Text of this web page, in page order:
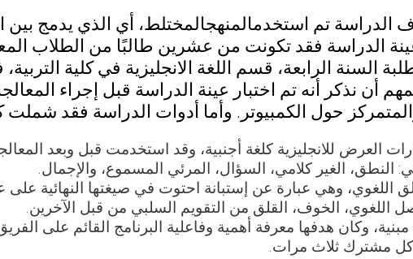
الدراسة تم استخدمالمنهجالمختلط، أي الذي يدمج بين
عينة الدراسة فقد تكونت من عشرين طالبًا من الطلاب
السنة الرابعة، قسم اللغة الانجليزية في كلية
أن نذكر أنه تم اختبار عينة الدراسة قبل إجراء
حول الكمبيوتر. وأما أدوات الدراسة فقد
العرض للانجليزية كلغة أجنبية، وقد استخدمت قبل وبعد
النطق، الغير كلامي، السؤال، المرئي المسموع، والإجمال.
اللغوي، وهي عبارة عن إستبانة احتوت في صيغتها النهائية على
اللغوي، الخوف، القلق من التقويم السلبي من قبل الآخرين.
وكان هدفها معرفة أهمية وفاعلية البرنامج القائم على
كل مشترك ثلاث مرات.